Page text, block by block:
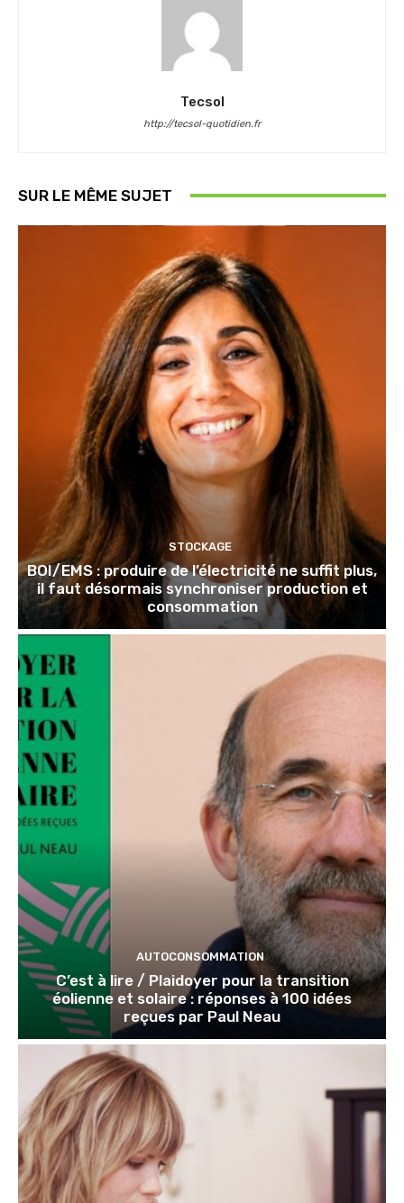
Tecsol
http://tecsol-quotidien.fr
SUR LE MÊME SUJET
STOCKAGE
BOI/EMS : produire de l’électricité ne suffit plus,
il faut désormais synchroniser production et
consommation
AUTOCONSOMMATION
C’est à lire / Plaidoyer pour la transition
éolienne et solaire : réponses à 100 idées
reçues par Paul Neau